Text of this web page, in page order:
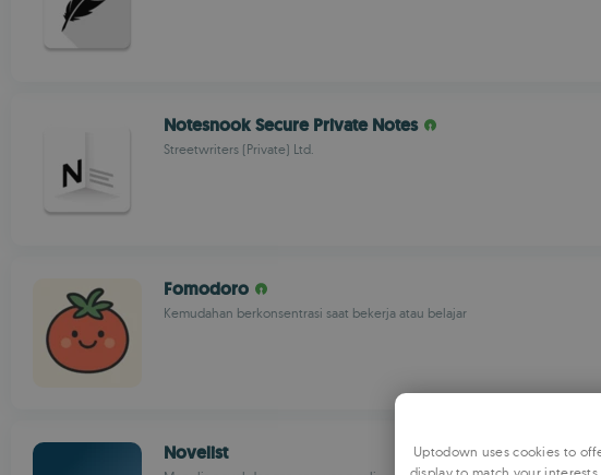
Notesnook Secure Private Notes
Streetwriters (Private) Ltd.
Fomodoro
Kemudahan berkonsentrasi saat bekerja atau belajar
Novelist
Uptodown uses cookies to